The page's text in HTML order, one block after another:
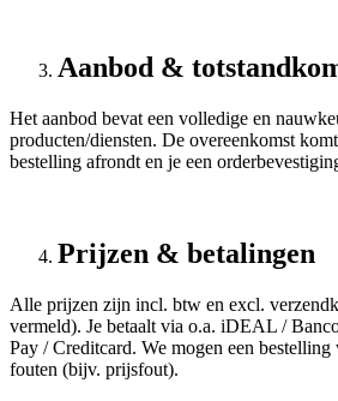
Aanbod &
Het aanbod bevat een volledige en
producten/diensten. De overeenkomst
bestelling afrondt en je een
Prijzen & betalingen
Alle prijzen zijn incl. btw en excl.
vermeld). Je betaalt via o.a. iDEAL /
Pay / Creditcard. We mogen een
fouten (bijv. prijsfout).